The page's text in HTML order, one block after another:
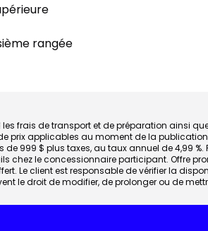
rangée
frais de transport et de préparation ainsi
prix applicables au moment de la
999 $ plus taxes, au taux annuel de 4,99 %.
chez le concessionnaire participant. Offre
Le client est responsable de vérifier la
le droit de modifier, de prolonger ou de